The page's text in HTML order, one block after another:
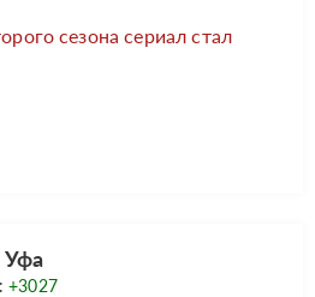
сезона сериал стал
Уфа
+3027